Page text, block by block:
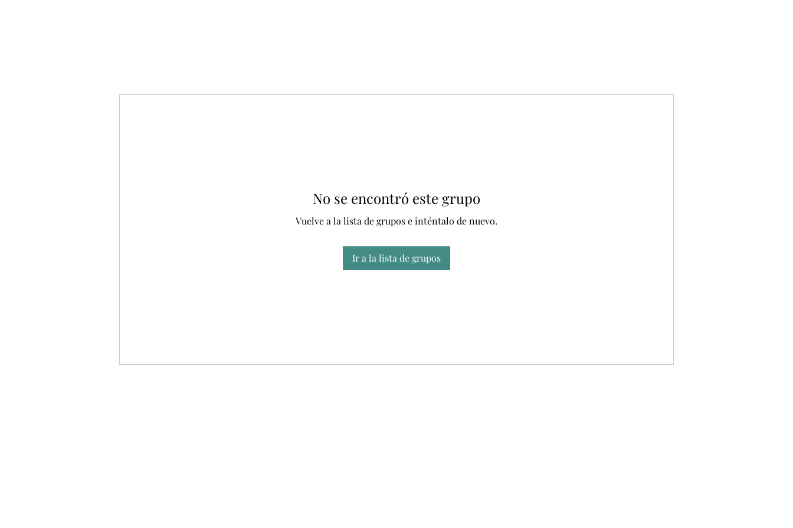
No se encontró este grupo
Vuelve a la lista de grupos e inténtalo de nuevo.
Ir a la lista de grupos